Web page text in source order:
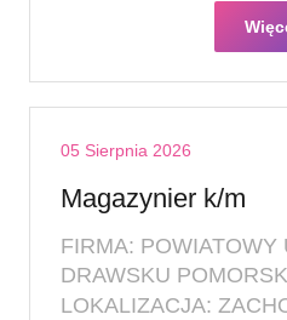
05 Sierpnia 2026
Magazynier k/m
FIRMA: POWIATOWY
DRAWSKU
LOKALIZACJA: